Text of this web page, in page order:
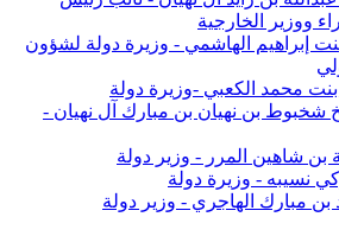
ووزير الخارجية
إبراهيم الهاشمي - وزيرة دولة لشؤون
محمد الكعبي -وزيرة دولة
شخبوط بن نهيان بن مبارك آل نهيان -
بن شاهين المرر - وزير دولة
نسيبه - وزيرة دولة
مبارك الهاجري - وزير دولة